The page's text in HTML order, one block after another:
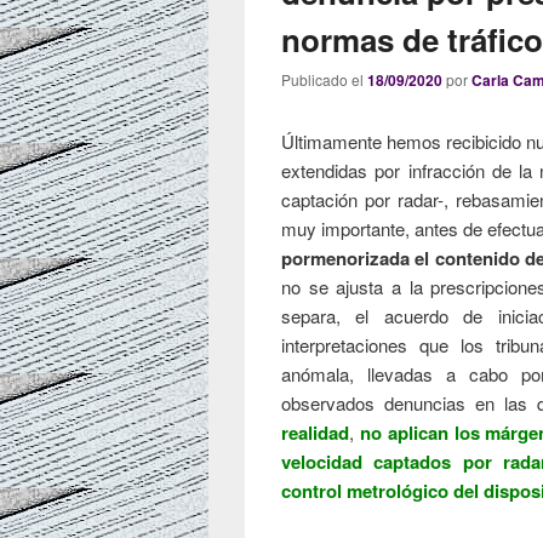
normas de
Publicado el 18/09/2020porCarla
Últimamente hemos recibicido
extendidas por infracción de
captación por radar-,
muy importante, antes de
pormenorizada el contenido
no se ajusta a la
separa, el acuerdo de
interpretaciones que los
anómala, llevadas a cabo
observados denuncias en las
realidad, no aplican los
velocidad captados por
control metrológico del